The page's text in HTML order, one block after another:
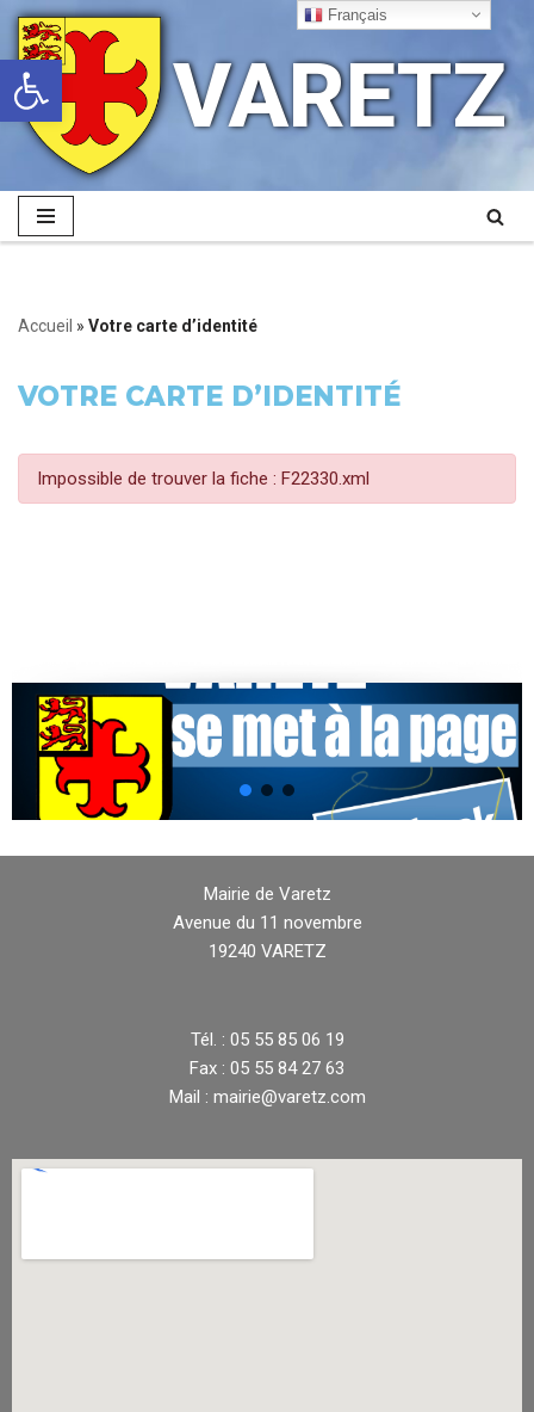
Ouvrir la barre d’outils
Aller
au
contenu
VARETZ
Accueil » Votre carte d’identité
VOTRE CARTE D’IDENTITÉ
Impossible de trouver la fiche : F22330.xml
Mairie de Varetz
Avenue du 11 novembre
19240 VARETZ
Tél. : 05 55 85 06 19
Fax : 05 55 84 27 63
Mail : mairie@varetz.com
Français